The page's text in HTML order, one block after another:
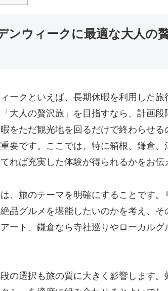
ンウィークに最適な大人の
ークといえば、長期休暇を利用した
大人の贅沢旅」を目指すなら、計画段
をただ観光地を回るだけで終わらせ
要です。ここでは、特に箱根、鎌倉
れば充実した体験が得られるかをお伝
、旅のテーマを明確にすることです
品グルメを堪能したいのかを考え、
ート、鎌倉なら寺社巡りやローカル
の選択も旅の質に大きく影響します